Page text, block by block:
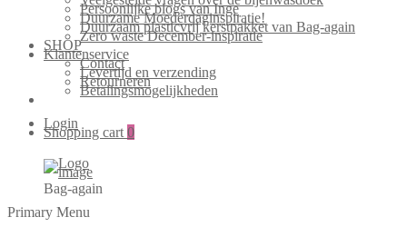
Persoonlijke blogs van Inge
Duurzame Moederdaginspiratie!
Duurzaam plasticvrij kerstpakket van Bag-again
Zero waste December-inspiratie
SHOP
Klantenservice
Contact
Levertijd en verzending
Retourneren
Betalingsmogelijkheden
Login
Shopping cart 0
Bag-again
Primary Menu